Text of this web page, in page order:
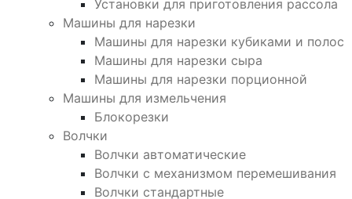
Установки для приготовления рассола
Машины для нарезки
Машины для нарезки кубиками и полос
Машины для нарезки сыра
Машины для нарезки порционной
Машины для измельчения
Блокорезки
Волчки
Волчки автоматические
Волчки с механизмом перемешивания
Волчки стандартные